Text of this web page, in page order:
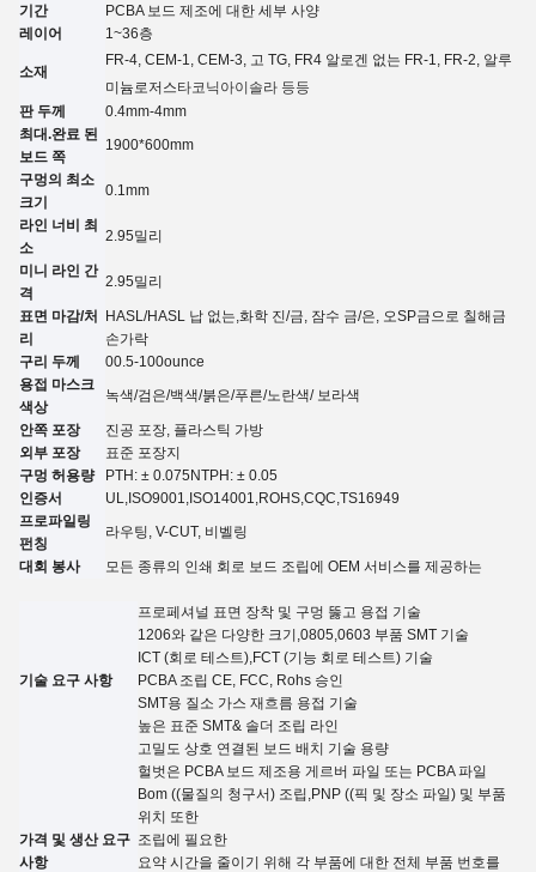
기간
PCBA 보드 제조에 대한 세부 사양
레이어
1~36층
소재
FR-4, CEM-1, CEM-3, 고 TG, FR4 알로겐 없는 FR-1, FR-2, 알루
미늄 로저스타코닉아이솔라 등등
판 두께
0.4mm-4mm
최대.완료 된
보드 쪽
1900*600mm
구멍의 최소
크기
0. 1 mm
라인 너비 최
소
2.95밀리
미니 라인 간
격
2.95밀리
표면 마감/처
리
HASL/HASL 납 없는,화학 진/금, 잠수 금/은, 오SP금으로 칠해금
손가락
구리 두께
00.5-100ounce
용접 마스크
색상
녹색/검은/백색/붉은/푸른/노란색/ 보라색
안쪽 포장
진공 포장, 플라스틱 가방
외부 포장
표준 포장지
구멍 허용량
PTH: ± 0.075NTPH: ± 0.05
인증서
UL, ISO9001,ISO14001,ROHS,CQC ,TS16949
프로파일링
펀칭
라우팅, V-CUT, 비벨링
대회 봉사 모든 종류의 인쇄 회로 보드 조립에 OEM 서비스를 제공하는
기술 요구 사항
프로페셔널 표면 장착 및 구멍 뚫고 용접 기술
1206와 같은 다양한 크기,0805,0603 부품 SMT 기술
ICT (회로 테스트),FCT (기능 회로 테스트) 기술
PCBA 조립 CE, FCC, Rohs 승인
SMT용 질소 가스 재흐름 용접 기술
높은 표준 SMT& 솔더 조립 라인
고밀도 상호 연결된 보드 배치 기술 용량
가격 및 생산 요구
사항
헐벗은 PCBA 보드 제조용 게르버 파일 또는 PCBA 파일
Bom ((물질의 청구서) 조립,PNP ((픽 및 장소 파일) 및 부품
위치 또한
조립에 필요한
요약 시간을 줄이기 위해 각 부품에 대한 전체 부품 번호를